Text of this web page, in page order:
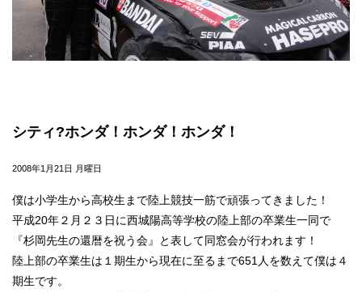
シティ?ホンダ！ホンダ！ホンダ！
2008年1月21日 月曜日
僕は小学生から高校生まで陸上競技一筋で頑張ってきました！
平成20年２月２３日に西城陽高等学校の陸上部の卒業生一同で
『杉岡先生の還暦を祝う会』と表して同窓会が行われます！
陸上部の卒業生は１期生から現在に至るまで651人を数えて僕は４
期生です。